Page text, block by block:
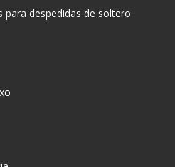
para despedidas de soltero